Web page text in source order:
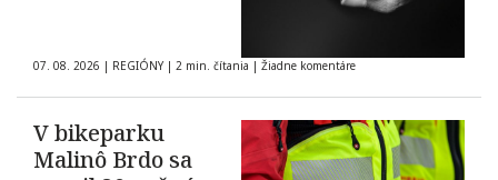
07. 08. 2026 | REGIÓNY | 2 min. čítania | Žiadne komentáre
V bikeparku
Malinô Brdo sa